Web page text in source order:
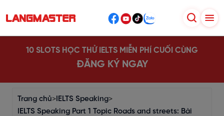
10 SLOTS HỌC THỬ IELTS MIỄN PHÍ CUỐI CÙNG
ĐĂNG KÝ NGAY
Trang chủ> IELTS Speaking>
IELTS Speaking Part 1 Topic Roads and streets: Bài